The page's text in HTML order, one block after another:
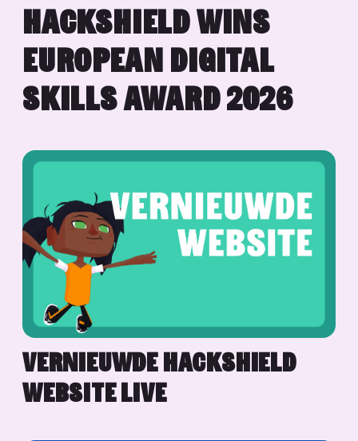
HACKSHIELD WINS
EUROPEAN DIGITAL
SKILLS AWARD 2026
VERNIEUWDE HACKSHIELD
WEBSITE LIVE